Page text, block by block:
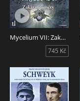
Mycelium VII: Zakázané směry
745 Kč